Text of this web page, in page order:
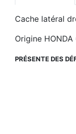
Cache latéral
Origine HONDA
PRÉSENTE DES